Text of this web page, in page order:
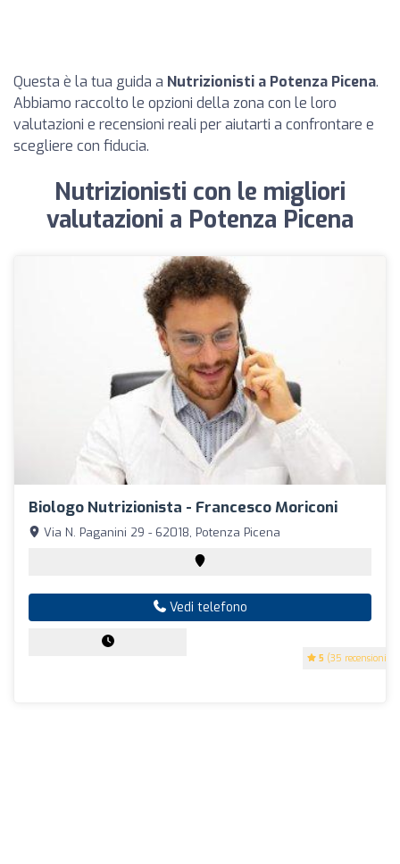
Questa è la tua guida a Nutrizionisti a Potenza Picena.
Abbiamo raccolto le opzioni della zona con le loro
valutazioni e recensioni reali per aiutarti a confrontare e
scegliere con fiducia.
Nutrizionisti con le migliori
valutazioni a Potenza Picena
Biologo Nutrizionista - Francesco Moriconi
5 (35 recensioni)
Via N. Paganini 29 - 62018, Potenza Picena
Vedi telefono